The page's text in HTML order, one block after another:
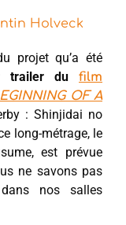
Holveck
projet qu’a été
trailer dufilm
OF A
: Shinjidai no
long-métrage, le
est prévue
ne savons pas
nos salles